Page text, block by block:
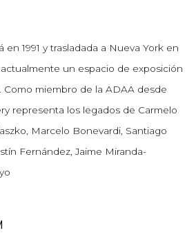
1991 y trasladada a Nueva York en
un espacio de exposición
Como miembro de la ADAA desde
representa los legados de Carmelo
Marcelo Bonevardi, Santiago
Fernández, Jaime Miranda-